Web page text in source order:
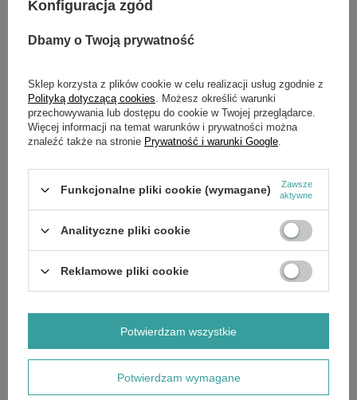
dla innych.
OPIS
Adapter kosiarki MTD 48cala gw6ram R/C
wymiary
wysokość całkowita 131,8 mm,
otwór na nóż - gwiazda 6-ramienna,
MTD: 618-0240, 618-0240A, 618-0240B, 618-0240C, 618-0430,
0240A, 918-0240B, 918-0240C, 918-0430A, 918-0430B, 918-
0430C, 9180240C,
modele
aparat koszący 46" 48"
G200, GT180, HH 8200, TH 8200,AG 6145, AH 6180, AH6185,
Konfiguracja zgód
Dbamy o Twoją prywatność
Sklep korzysta z plików cookie w celu realizacji usług zgodnie z
Polityką dotyczącą cookies . Możesz określić warunki
przechowywania lub dostępu do cookie w Twojej przeglądarce.
Więcej informacji na temat warunków i prywatności można
znaleźć także na stronie Prywatność i warunki Google
Funkcjonalne pliki cookie (wymagane)
Zawsze
aktywne
Analityczne pliki cookie
Reklamowe pliki cookie
Potwierdzam wymagane
Potwierdzam wszystkie